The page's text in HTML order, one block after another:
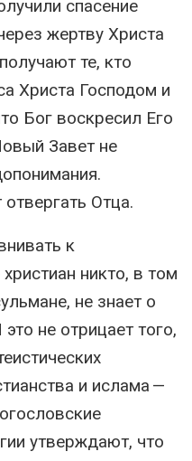
спасение
жертву Христа
те, кто
Христа Господом и
Бог воскресил Его
Завет не
Отца.
к
никто, в том
не знает о
не отрицает того,
и ислама —
утверждают, что